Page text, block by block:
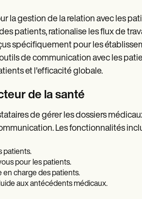
la gestion de la relation avec les
patients, rationalise les flux de
spécifiquement pour les
de communication avec les
et l'efficacité globale.
de la santé
de gérer les dossiers
Les fonctionnalités
patients.
pour les patients.
charge des patients.
aux antécédents médicaux.